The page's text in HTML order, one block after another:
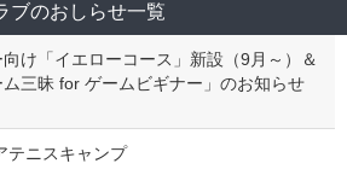
ブのおしらせ一覧
向け「イエローコース」新設（9月～）＆
三昧 for ゲームビギナー」のお知らせ
ニスキャンプ